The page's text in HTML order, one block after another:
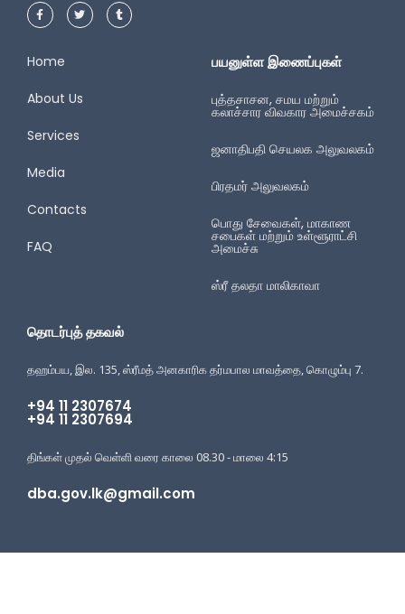
Home
About Us
Services
Media
Contacts
FAQ
பயனுள்ள இணைப்புகள்
புத்தசாசன, சமய மற்றும்
கலாச்சார விவகார அமைச்சகம்
ஜனாதிபதி செயலக அலுவலகம்
பிரதமர் அலுவலகம்
பொது சேவைகள், மாகாண
சபைகள் மற்றும் உள்ளூராட்சி
அமைச்சு
ஸ்ரீ தலதா மாலிகாவா
தொடர்புத் தகவல்
தஹம்பய, இல. 135, ஸ்ரீமத் அனகாரிக தர்மபால மாவத்தை, கொழும்பு 7.
+94 11 2307674
+94 11 2307694
திங்கள் முதல் வெள்ளி வரை காலை 08.30 - மாலை 4:15
dba.gov.lk@gmail.com